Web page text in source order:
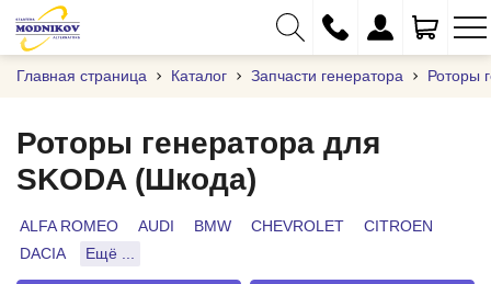
+375 (29) 333-01-01
+375 (17) 373-97-09
Главная страница Каталог Запчасти генератора Роторы
Роторы генератора для
SKODA (Шкода)
ALFA ROMEO AUDI BMW CHEVROLET
CITROEN
DACIA
Ещё ...